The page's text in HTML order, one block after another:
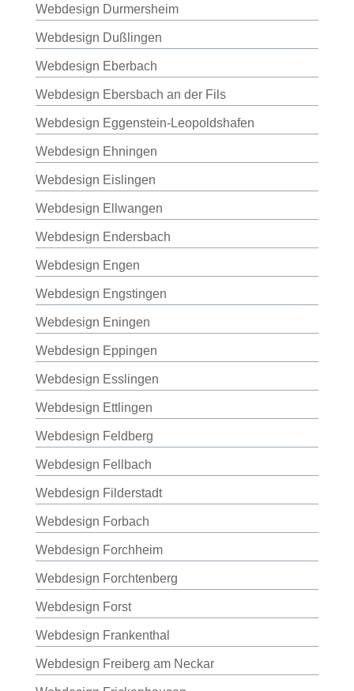
Webdesign Durmersheim
Webdesign Dußlingen
Webdesign Eberbach
Webdesign Ebersbach an der Fils
Webdesign Eggenstein-Leopoldshafen
Webdesign Ehningen
Webdesign Eislingen
Webdesign Ellwangen
Webdesign Endersbach
Webdesign Engen
Webdesign Engstingen
Webdesign Eningen
Webdesign Eppingen
Webdesign Esslingen
Webdesign Ettlingen
Webdesign Feldberg
Webdesign Fellbach
Webdesign Filderstadt
Webdesign Forbach
Webdesign Forchheim
Webdesign Forchtenberg
Webdesign Forst
Webdesign Frankenthal
Webdesign Freiberg am Neckar